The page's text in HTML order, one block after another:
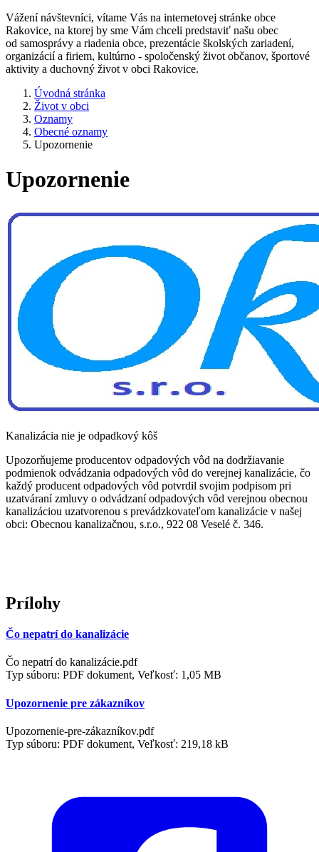
Vážení návštevníci, vítame Vás na internetovej stránke obce
Rakovice, na ktorej by sme Vám chceli predstaviť našu obec
od samosprávy a riadenia obce, prezentácie školských zariadení,
organizácií a firiem, kultúrno - spoločenský život občanov, športové
aktivity a duchovný život v obci Rakovice.
Úvodná stránka
Život v obci
Oznamy
Obecné oznamy
Upozornenie
Upozornenie
Kanalizácia nie je odpadkový kôš
Upozorňujeme producentov odpadových vôd na dodržiavanie
podmienok odvádzania odpadových vôd do verejnej kanalizácie, čo
každý producent odpadových vôd potvrdil svojim podpisom pri
uzatváraní zmluvy o odvádzaní odpadových vôd verejnou obecnou
kanalizáciou uzatvorenou s prevádzkovateľom kanalizácie v našej
obci: Obecnou kanalizačnou, s.r.o., 922 08 Veselé č. 346.
Prílohy
Čo nepatrí do kanalizácie
Čo nepatrí do kanalizácie.pdf
Typ súboru: PDF dokument, Veľkosť: 1,05 MB
Upozornenie pre zákazníkov
Upozornenie-pre-zákazníkov.pdf
Typ súboru: PDF dokument, Veľkosť: 219,18 kB